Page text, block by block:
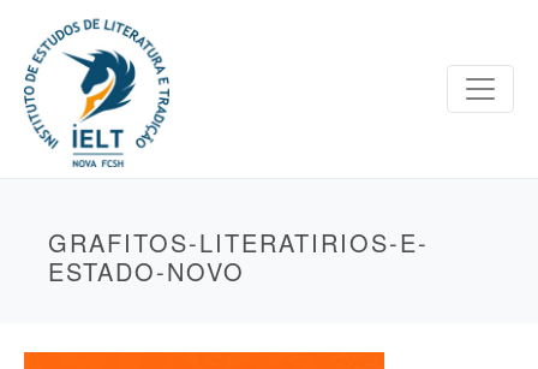
GRAFITOS-LITERATIRIOS-E-
ESTADO-NOVO